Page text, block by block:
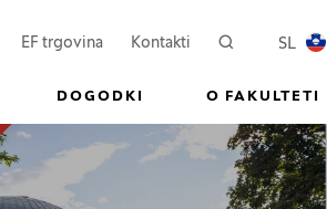
EF trgovina(Odpre se v novem oknu)
Kontakti Iskanje SL
DOGODKI O FAKULTETI